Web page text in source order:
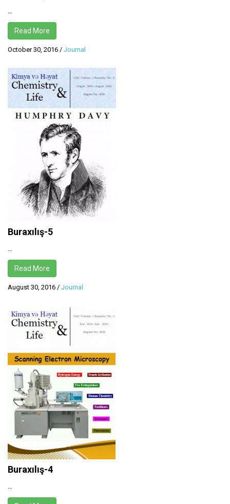
...
Read More
October 30, 2016 / Journal
Buraxılış-5
...
Read More
August 30, 2016 / Journal
Buraxılış-4
...